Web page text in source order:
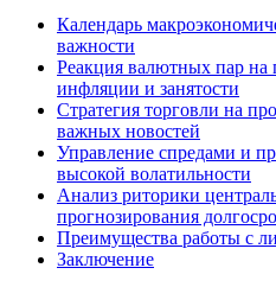
Календарь
важности
Реакция валютных пар
инфляции и занятости
Стратегия торговли на
важных новостей
Управление спредами и
высокой волатильности
Анализ риторики
прогнозирования
Преимущества работы с
Заключение